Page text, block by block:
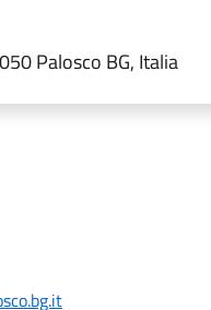
Palosco BG, Italia